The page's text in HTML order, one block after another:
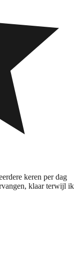
keren per dag
klaar terwijl ik